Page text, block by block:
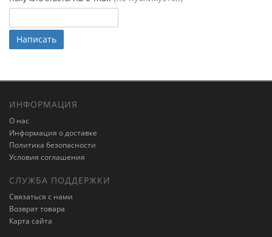
Написать
ИНФОРМАЦИЯ
О нас
Информация о доставке
Политика безопасности
Условия соглашения
СЛУЖБА ПОДДЕРЖКИ
Связаться с нами
Возврат товара
Карта сайта